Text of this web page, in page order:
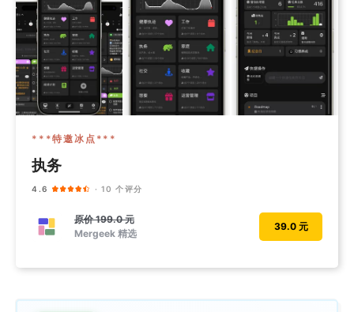
***特邀冰点***
执务
4.6 · 10 个评分
原价199.0 元
Mergeek 精选
39.0 元